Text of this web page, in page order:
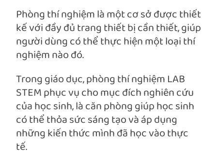
Phòng thí nghiệm là một cơ sở được thiết
kế với đầy đủ trang thiết bị cần thiết, giúp
người dùng có thể thực hiện một loại thí
nghiệm nào đó.
Trong giáo dục, phòng thí nghiệm LAB
STEM phục vụ cho mục đích nghiên cứu
của học sinh, là căn phòng giúp học sinh
có thể thỏa sức sáng tạo và áp dụng
những kiến thức mình đã học vào thực
tế.